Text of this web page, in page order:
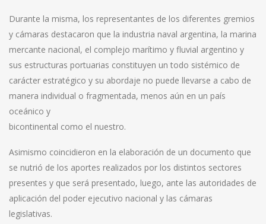
Durante la misma, los representantes de los diferentes gremios
y cámaras destacaron que la industria naval argentina, la marina
mercante nacional, el complejo marítimo y fluvial argentino y
sus estructuras portuarias constituyen un todo sistémico de
carácter estratégico y su abordaje no puede llevarse a cabo de
manera individual o fragmentada, menos aún en un país
oceánico y
bicontinental como el nuestro.
Asimismo coincidieron en la elaboración de un documento que
se nutrió de los aportes realizados por los distintos sectores
presentes y que será presentado, luego, ante las autoridades de
aplicación del poder ejecutivo nacional y las cámaras
legislativas.